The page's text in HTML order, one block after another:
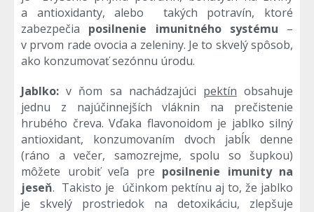
a antioxidanty, alebo takých potravín, ktoré
zabezpečia posilnenie imunitného systému –
v prvom rade ovocia a zeleniny. Je to skvelý spôsob,
ako konzumovať sezónnu úrodu.
Jablko: v ňom sa nachádzajúci pektín obsahuje
jednu z najúčinnejších vláknin na prečistenie
hrubého čreva. Vďaka flavonoidom je jablko silný
antioxidant, konzumovaním dvoch jabĺk denne
(ráno a večer, samozrejme, spolu so šupkou)
môžete urobiť veľa pre posilnenie imunity na
jeseň. Takisto je účinkom pektínu aj to, že jablko
je skvelý prostriedok na detoxikáciu, zlepšuje